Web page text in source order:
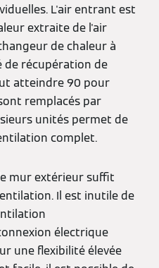
L'air entrant est
extraite de l'air
de chaleur à
récupération de
atteindre 90 pour
remplacés par
unités permet de
complet.
mur extérieur suffit
Il est inutile de
électrique
une flexibilité élevée